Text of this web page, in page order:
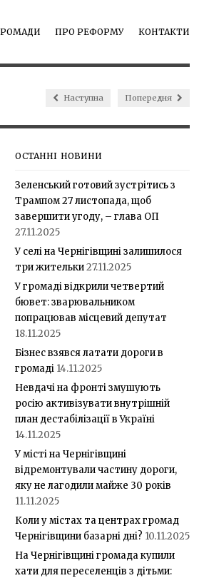
ПРО РЕФОРМУ КОНТАКТИ
Наступна Попередня
ОСТАННІ НОВИНИ
Зеленський готовий зустрітись з
Трампом 27 листопада, щоб
завершити угоду, – глава ОП
27.11.2025
У селі на Чернігівщині залишилося
три жительки27.11.2025
У громаді відкрили четвертий
бювет: зварювальником
попрацював місцевий депутат
18.11.2025
Бізнес взявся латати дороги в
громаді 14.11.2025
Невдачі на фронті змушують
росію активізувати внутрішній
план дестабілізації в Україні
14.11.2025
У місті на Чернігівщині
відремонтували частину дороги,
яку не лагодили майже 30 років
11.11.2025
Коли у містах та центрах громад
Чернігівщини базарні дні? 10.11.2025
На Чернігівщині громада купили
хати для переселенців з дітьми: